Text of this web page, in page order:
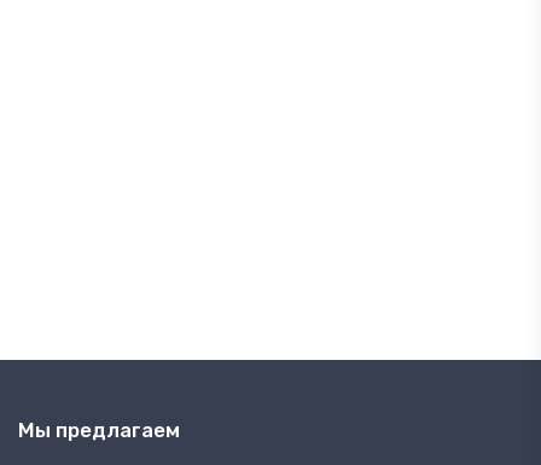
Мы предлагаем